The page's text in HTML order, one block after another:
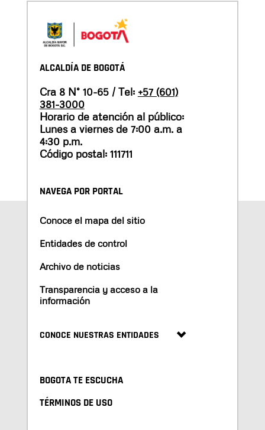
ALCALDÍA DE BOGOTÁ
Cra 8 N° 10-65 / Tel: +57 (601)
381-3000
Horario de atención al público:
Lunes a viernes de 7:00 a.m. a
4:30 p.m.
Código postal: 111711
NAVEGA POR PORTAL
Conoce el mapa del sitio
Entidades de control
Archivo de noticias
Transparencia y acceso a la
información
CONOCE NUESTRAS ENTIDADES
BOGOTA TE ESCUCHA
TÉRMINOS DE USO